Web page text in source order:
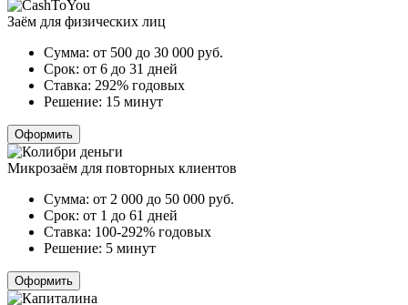
Заём для физических лиц
Сумма: от 500 до 30 000 руб.
Срок: от 6 до 31 дней
Ставка: 292% годовых
Решение: 15 минут
Оформить
Микрозаём для повторных клиентов
Сумма: от 2 000 до 50 000 руб.
Срок: от 1 до 61 дней
Ставка: 100-292% годовых
Решение: 5 минут
Оформить